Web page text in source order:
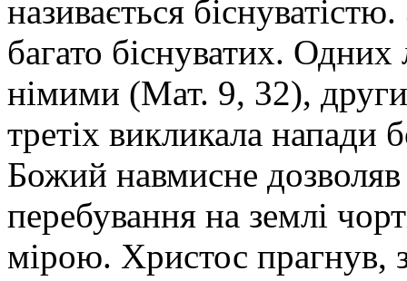
називається
багато біснуватих. Одних
німими (Мат. 9, 32),
третіх викликала
Божий навмисне
перебування на землі
мірою. Христос прагнув,